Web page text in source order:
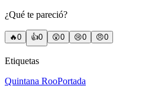
¿Qué te pareció?
🔥0 👍0 😲0 😢0 😠0
Etiquetas
Quintana RooPortada